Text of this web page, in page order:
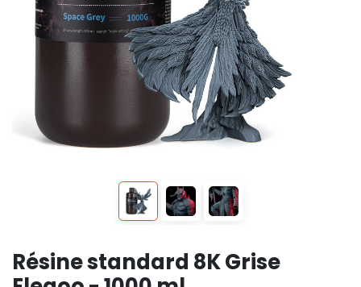
Résine standard 8K Grise